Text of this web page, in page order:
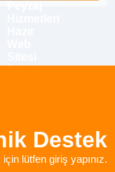
Destek
lütfen giriş yapınız.